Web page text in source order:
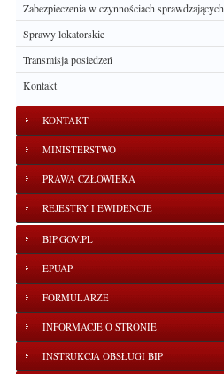
Zabezpieczenia w czynnościach sprawdzających
Sprawy lokatorskie
Transmisja posiedzeń
Kontakt
KONTAKT
MINISTERSTWO
PRAWA CZŁOWIEKA
REJESTRY I EWIDENCJE
BIP.GOV.PL
EPUAP
FORMULARZE
INFORMACJE O STRONIE
INSTRUKCJA OBSŁUGI BIP